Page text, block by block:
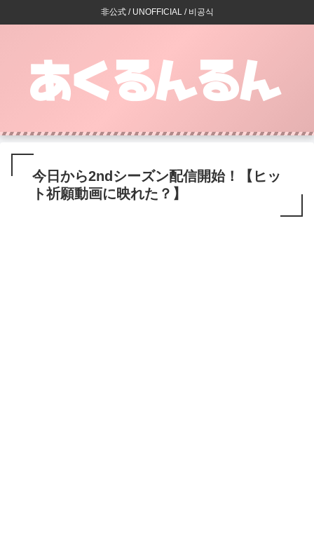
非公式 / UNOFFICIAL / 비공식
今日から2ndシーズン配信開始！【ヒッ
ト祈願動画に映れた？】